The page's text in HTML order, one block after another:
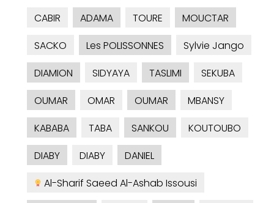
CABIR
ADAMA TOURE
MOUCTAR
SACKO
Les POLISSONNES
Sylvie Jango
DIAMION
SIDYAYA TASLIMI
SEKUBA
OUMAR
OMAR OUMAR
MBANSY
KABABA
TABA SANKOU
KOUTOUBO
DIABY
DIABY
DANIEL
Al-Sharif Saeed Al-Ashab Issousi